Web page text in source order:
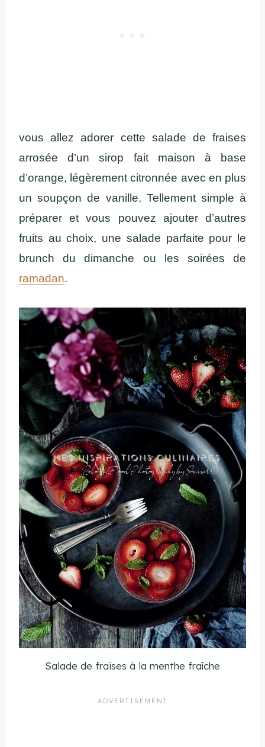
vous allez adorer cette salade de fraises
arrosée d’un sirop fait maison à base
d’orange, légèrement citronnée avec en plus
un soupçon de vanille. Tellement simple à
préparer et vous pouvez ajouter d’autres
fruits au choix, une salade parfaite pour le
brunch du dimanche ou les soirées de
ramadan.
Salade de fraises à la menthe fraîche